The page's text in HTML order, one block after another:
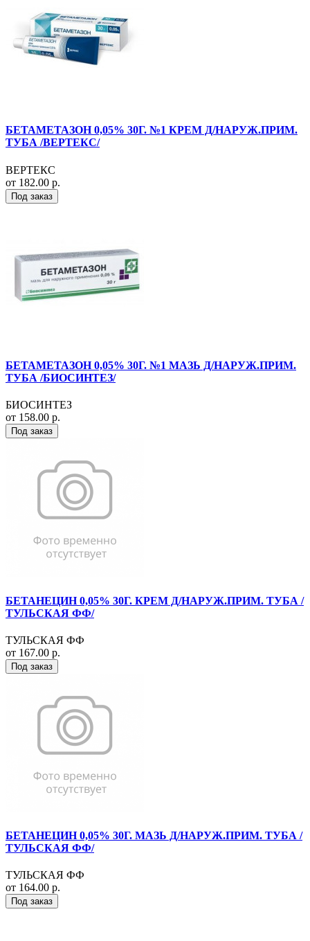
БЕТАМЕТАЗОН 0,05% 30Г. №1 КРЕМ Д/НАРУЖ.ПРИМ.
ТУБА /ВЕРТЕКС/
ВЕРТЕКС
от 182.00 р.
Под заказ
БЕТАМЕТАЗОН 0,05% 30Г. №1 МАЗЬ Д/НАРУЖ.ПРИМ.
ТУБА /БИОСИНТЕЗ/
БИОСИНТЕЗ
от 158.00 р.
Под заказ
БЕТАНЕЦИН 0,05% 30Г. КРЕМ Д/НАРУЖ.ПРИМ. ТУБА /
ТУЛЬСКАЯ ФФ/
ТУЛЬСКАЯ ФФ
от 167.00 р.
Под заказ
БЕТАНЕЦИН 0,05% 30Г. МАЗЬ Д/НАРУЖ.ПРИМ. ТУБА /
ТУЛЬСКАЯ ФФ/
ТУЛЬСКАЯ ФФ
от 164.00 р.
Под заказ